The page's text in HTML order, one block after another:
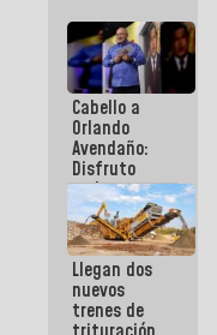
Cabello a
Orlando
Avendaño:
Disfruto
cada vez
que escribes
porque lo
que haces
es
embarrarla
Llegan dos
nuevos
trenes de